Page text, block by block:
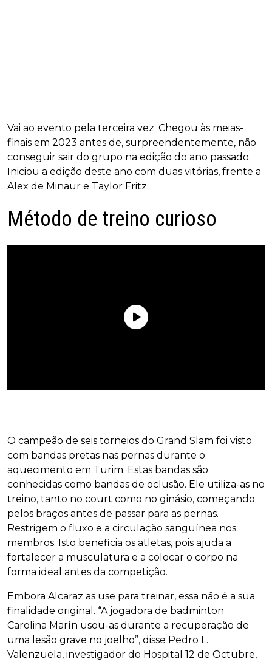
Vai ao evento pela terceira vez. Chegou às meias-
finais em 2023 antes de, surpreendentemente, não
conseguir sair do grupo na edição do ano passado.
Iniciou a edição deste ano com duas vitórias, frente a
Alex de Minaur e Taylor Fritz.
Método de treino curioso
O campeão de seis torneios do Grand Slam foi visto
com bandas pretas nas pernas durante o
aquecimento em Turim. Estas bandas são
conhecidas como bandas de oclusão. Ele utiliza-as no
treino, tanto no court como no ginásio, começando
pelos braços antes de passar para as pernas.
Restrigem o fluxo e a circulação sanguínea nos
membros. Isto beneficia os atletas, pois ajuda a
fortalecer a musculatura e a colocar o corpo na
forma ideal antes da competição.
Embora Alcaraz as use para treinar, essa não é a sua
finalidade original. “A jogadora de badminton
Carolina Marín usou-as durante a recuperação de
uma lesão grave no joelho”, disse Pedro L.
Valenzuela, investigador do Hospital 12 de Octubre,